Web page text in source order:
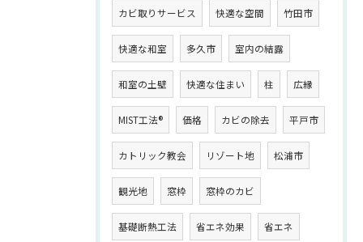
カビ取りサービス 快適な空間 竹田市
快適な和室 多久市 室内の結露
和室の土壁 快適な住まい 柱 広縁
MIST工法® 価格 カビの除去 平戸市
カトリック教会 リゾート地 松浦市
観光地 窓枠 窓枠のカビ
基礎断熱工法 省エネ効果 省エネ